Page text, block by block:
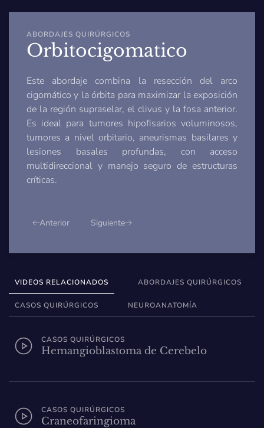
ABORDAJES QUIRÚRGICOS
Orbitocigomatico
Este abordaje combina la resección del arco
cigomático y la órbita para maximizar la exposición
de la región supraselar, el clivus y la fosa anterior.
Es ideal para tumores hipofisarios voluminosos,
tumores a nivel orbitario, aneurismas basilares y
lesiones basales profundas, con acceso
multidireccional y manejo seguro de estructuras
críticas.
Anterior Siguiente
VIDEOS RELACIONADOS ABORDAJES QUIRÚRGICOS
CASOS QUIRÚRGICOS NEUROANATOMÍA
CASOS QUIRÚRGICOS
Hemangioblastoma de Cerebelo
CASOS QUIRÚRGICOS
Craneofaringioma